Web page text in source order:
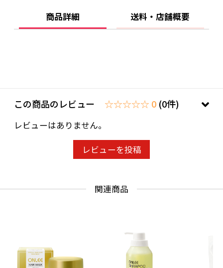
オニン、水添レシチン、プロリン、リゾレシチ
●お肌に異常が生じていないかよく注意して使
用してください。化粧品がお肌に合わないとき
即ち次のような場合には、使用を中止してくだ
さい。そのまま化粧品類の使用を続けますと、
専門医等にご相談されることをおすすめしま
(白斑等)や黒ずみ等の異常があらわれた場合
(2)使用したお肌に、直射日光があたって上記の
ような異常が現れた場合
商品詳細 送料・店舗概要
この商品のレビュー ☆☆☆☆☆ 0 (0件)
レビューはありません。
レビューを投稿
関連商品